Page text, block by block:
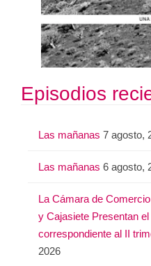
Episodios
Las mañanas 7 agosto,
Las mañanas 6 agosto,
La Cámara de
y Cajasiete Presentan
correspondiente al II
2026